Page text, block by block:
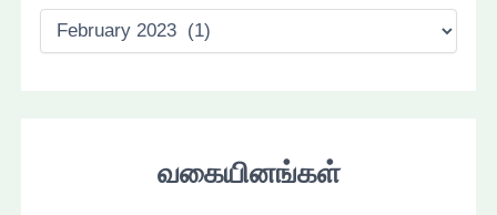
கோ
ப்
வகையினங்கள்